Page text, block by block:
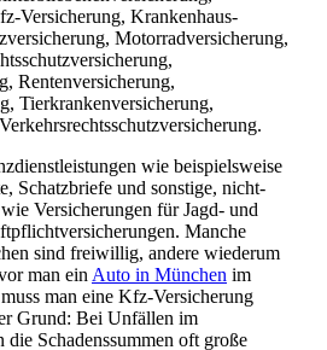
Versicherung, Krankenhaus-
Motorradversicherung,
Rentenversicherung,
Tierkrankenversicherung,
wie beispielsweise
Schatzbriefe und sonstige, nicht-
Versicherungen für Jagd- und
Manche
sind freiwillig, andere wiederum
man ein Auto in München im
man eine Kfz-Versicherung
Grund: Bei Unfällen im
die Schadenssummen oft große